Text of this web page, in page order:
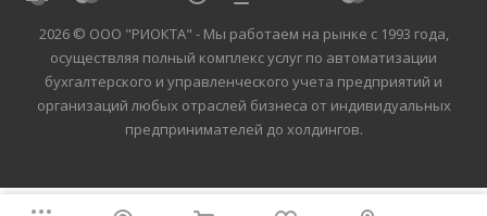
2026 © ООО "РИОКТА" - Мы работаем на рынке с 1993 года,
осуществляя полный комплекс услуг по автоматизации
бухгалтерского и управленческого учета предприятий и
организаций любых отраслей бизнеса от индивидуальных
предпринимателей до холдингов.